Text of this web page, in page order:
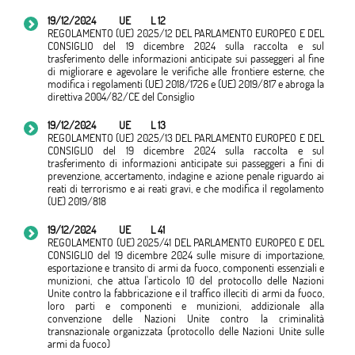
19/12/2024
UE
L 12
REGOLAMENTO (UE) 2025/12 DEL PARLAMENTO EUROPEO E DEL
CONSIGLIO del 19 dicembre 2024 sulla raccolta e sul
trasferimento delle informazioni anticipate sui passeggeri al fine
di migliorare e agevolare le verifiche alle frontiere esterne, che
modifica i regolamenti (UE) 2018/1726 e (UE) 2019/817 e abroga la
direttiva 2004/82/CE del Consiglio
19/12/2024
UE
L 13
REGOLAMENTO (UE) 2025/13 DEL PARLAMENTO EUROPEO E DEL
CONSIGLIO del 19 dicembre 2024 sulla raccolta e sul
trasferimento di informazioni anticipate sui passeggeri a fini di
prevenzione, accertamento, indagine e azione penale riguardo ai
reati di terrorismo e ai reati gravi, e che modifica il regolamento
(UE) 2019/818
19/12/2024
UE
L 41
REGOLAMENTO (UE) 2025/41 DEL PARLAMENTO EUROPEO E DEL
CONSIGLIO del 19 dicembre 2024 sulle misure di importazione,
esportazione e transito di armi da fuoco, componenti essenziali e
munizioni, che attua l'articolo 10 del protocollo delle Nazioni
Unite contro la fabbricazione e il traffico illeciti di armi da fuoco,
loro parti e componenti e munizioni, addizionale alla
convenzione delle Nazioni Unite contro la criminalità
transnazionale organizzata (protocollo delle Nazioni Unite sulle
armi da fuoco)